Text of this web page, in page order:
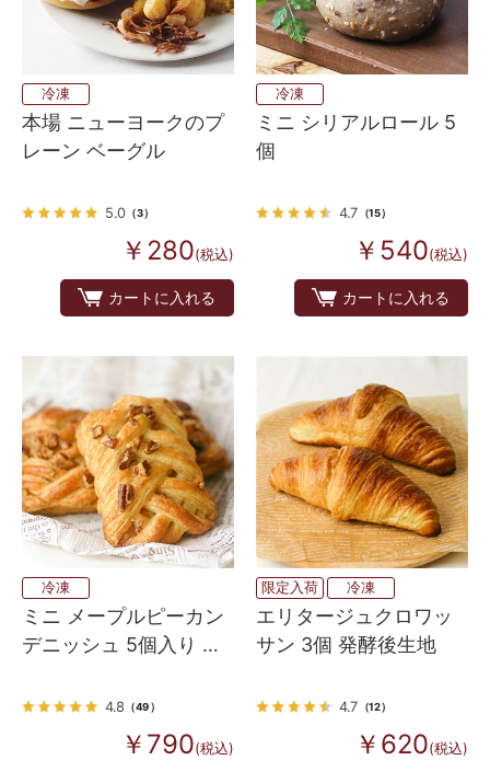
冷凍
本場 ニューヨークのプ
レーン ベーグル
5.0（3）
￥280(税込)
カートに入れる
冷凍
ミニ シリアルロール 5
個
4.7 （15）
￥540(税込)
カートに入れる
冷凍
ミニ メープルピーカン
デニッシュ 5個入り 焼
4.8 （49）
￥790(税込)
限定入荷 冷凍
エリタージュクロワッ
サン 3個 発酵後生地
4.7 （12）
￥620(税込)